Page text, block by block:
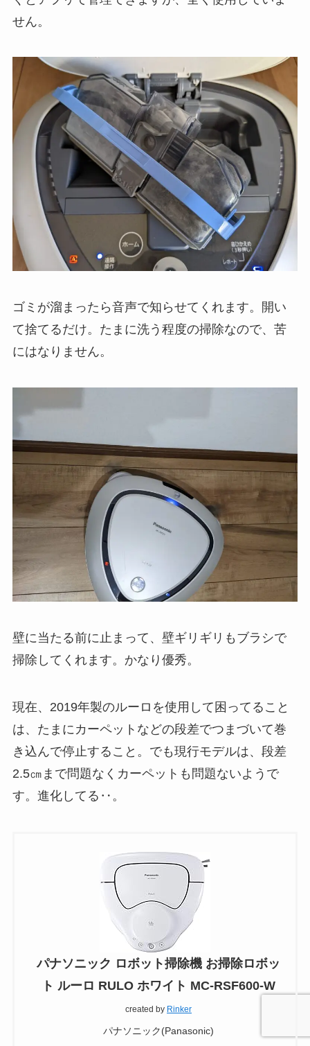
せん。
ゴミが溜まったら音声で知らせてくれます。開い
て捨てるだけ。たまに洗う程度の掃除なので、苦
にはなりません。
壁に当たる前に止まって、壁ギリギリもブラシで
掃除してくれます。かなり優秀。
現在、2019年製のルーロを使用して困ってること
は、たまにカーペットなどの段差でつまづいて巻
き込んで停止すること。でも現行モデルは、段差
2.5㎝まで問題なくカーペットも問題ないようで
す。進化してる‥。
パナソニック ロボット掃除機 お掃除ロボッ
ト ルーロ RULO ホワイト MC-RSF600-W
created by Rinker
パナソニック(Panasonic)